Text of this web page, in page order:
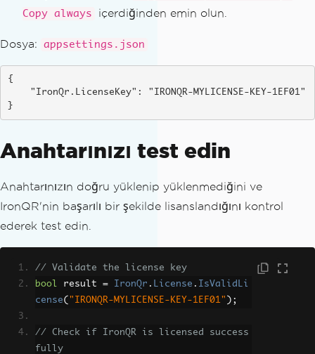
Copy always
içerdiğinden emin olun.
Dosya: appsettings.json
{
}
Anahtarınızı test edin
Anahtarınızın doğru yüklenip yüklenmediğini ve
IronQR'nin başarılı bir şekilde lisanslandığını kontrol
ederek test edin.
// Validate the license key
bool result = IronQr . License . IsValidLi
cense( "IRONQR-MYLICENSE-KEY-1EF01" );
// Check if IronQR is licensed success
fully